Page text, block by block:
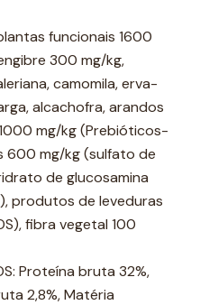
funcionais 1600
300 mg/kg,
camomila, erva-
alcachofra, arandos
mg/kg (Prebióticos-
600 mg/kg (sulfato de
de glucosamina
produtos de leveduras
fibra vegetal 100
Proteína bruta 32%,
2,8%, Matéria